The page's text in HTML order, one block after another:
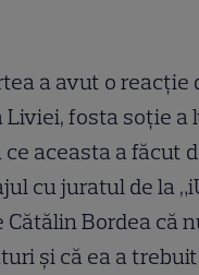
a avut o reacție
Liviei, fosta soție a
ce aceasta a făcut
cu juratul de la
Cătălin Bordea că
și că ea a